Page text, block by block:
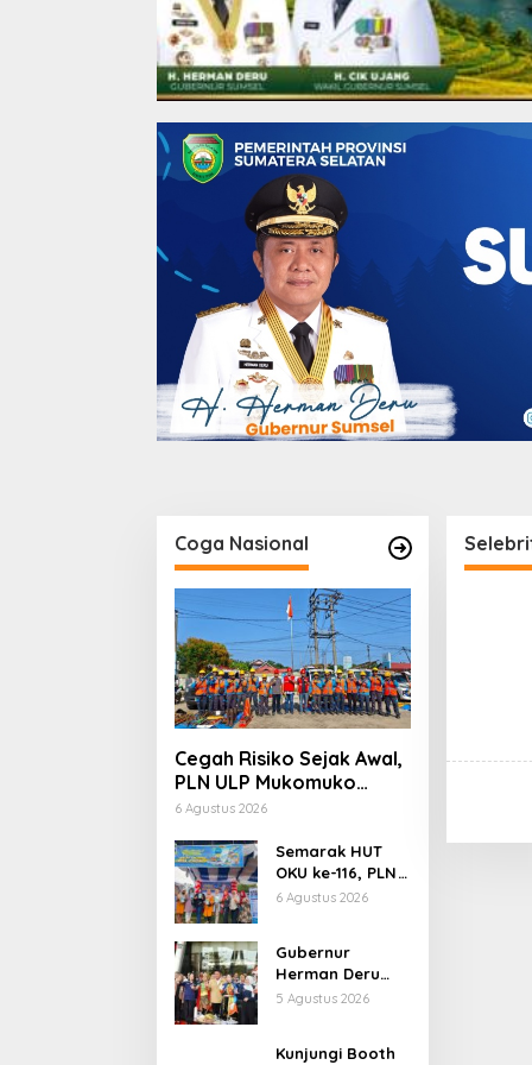
Coga Nasional
Cegah Risiko Sejak Awal,
PLN ULP Mukomuko
Periksa Peralatan dan
Rutin
6 Agustus 2026
Semarak HUT
OKU ke-116, PLN
Dekatkan
PLN Mobile 2026
6 Agustus 2026
Gubernur
Herman Deru
Buka Lomba
Kemerdekaan
5 Agustus 2026
Kunjungi Booth